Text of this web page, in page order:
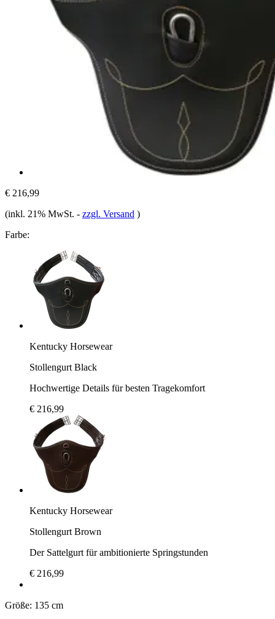
€ 216,99
(inkl. 21% MwSt. - zzgl. Versand )
Farbe:
Kentucky Horsewear
Stollengurt Black
Hochwertige Details für besten Tragekomfort
€ 216,99
Kentucky Horsewear
Stollengurt Brown
Der Sattelgurt für ambitionierte Springstunden
€ 216,99
Größe: 135 cm